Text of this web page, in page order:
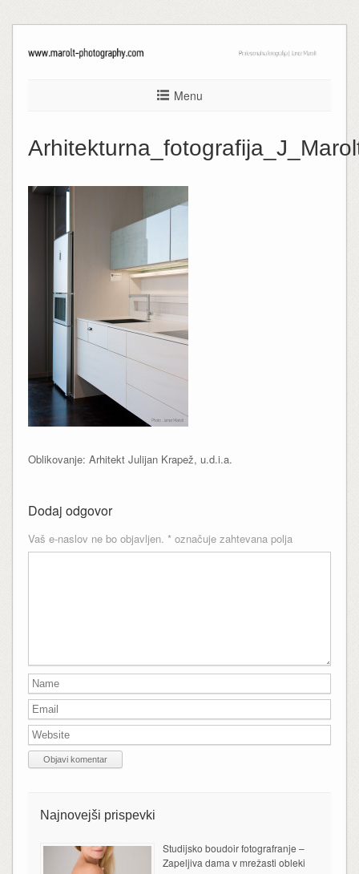
Menu
Oblikovanje: Arhitekt Julijan Krapež, u.d.i.a.
Dodaj odgovor
Vaš e-naslov ne bo objavljen. *označuje zahtevana polja
Najnovejši prispevki
Studijsko boudoir fotografranje –
Zapeljiva dama v mrežasti obleki